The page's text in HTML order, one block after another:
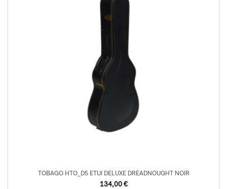
TOBAGO HTO_D5 ETUI DELUXE DREADNOUGHT NOIR
134,00 €